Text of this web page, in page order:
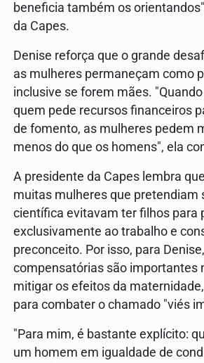
beneficia também os
da Capes.
Denise reforça que o grande
as mulheres permaneçam como
inclusive se forem mães.
quem pede recursos financeiros
de fomento, as mulheres pedem
menos do que os homens", ela
A presidente da Capes lembra
muitas mulheres que pretendiam
científica evitavam ter filhos para
exclusivamente ao trabalho e
preconceito. Por isso, para
compensatórias são importantes
mitigar os efeitos da
para combater o chamado "viés
"Para mim, é bastante explícito:
um homem em igualdade de